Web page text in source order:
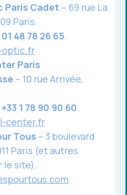
Paris Cadet – 69 rue La
Paris.
01 48 78 26 65.
Paris
– 10 rue Arrivée,
+33 1 78 90 90 60.
center.fr
Tous – 3 boulevard
Paris (et autres
le site).